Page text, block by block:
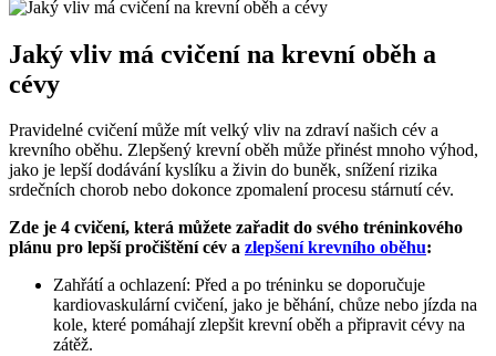
Jaký vliv má cvičení na krevní oběh a
cévy
Pravidelné cvičení může mít velký vliv na zdraví našich cév a
krevního oběhu. Zlepšený krevní oběh může přinést mnoho výhod,
jako je lepší dodávání kyslíku a živin do buněk, snížení rizika
srdečních chorob nebo dokonce zpomalení procesu stárnutí cév.
Zde je 4 cvičení, která můžete zařadit do svého tréninkového
plánu pro lepší pročištění cév a zlepšení krevního oběhu:
Zahřátí a ochlazení: Před a po tréninku se doporučuje
kardiovaskulární cvičení, jako je běhání, chůze nebo jízda na
kole, které pomáhají zlepšit krevní oběh a připravit cévy na
zátěž.